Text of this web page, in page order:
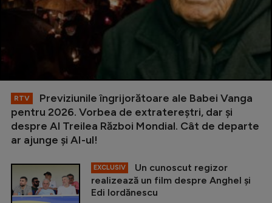
RTV
Previziunile îngrijorătoare ale Babei Vanga
pentru 2026. Vorbea de extratereștri, dar și
despre Al Treilea Război Mondial. Cât de departe
ar ajunge și AI-ul!
EXCLUSIV
Un cunoscut regizor
realizează un film despre Anghel și
Edi Iordănescu